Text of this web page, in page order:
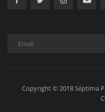
Copyright © 2018 Séptima